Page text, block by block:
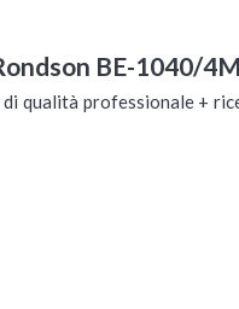
BE-1040/
qualità professionale +